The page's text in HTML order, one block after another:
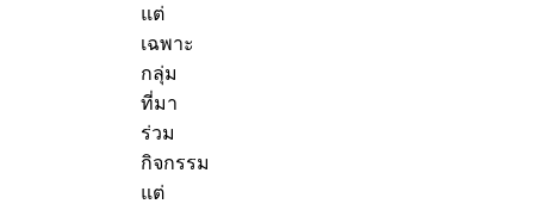
แต่
เฉพาะ
กลุ่ม
ที่มา
ร่วม
กิจกรรม
แต่